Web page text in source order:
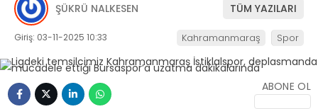
GÜNDEM
DÜNYA
ŞÜKRÜ NALKESEN TÜM YAZILARI
Giriş: 03-11-2025 10:33 Kahramanmaraş Spor
ABONE OL